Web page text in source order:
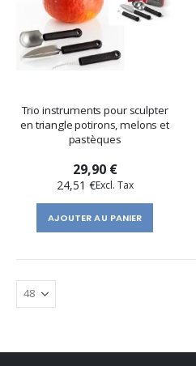
Trio instruments pour sculpter
en triangle potirons, melons et
pastèques
29,90 €
24,51 €
AJOUTER AU PANIER